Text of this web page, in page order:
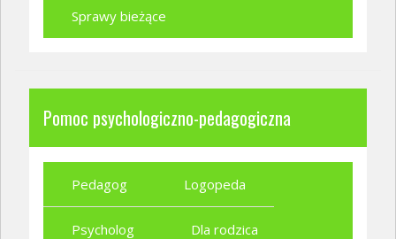
Sprawy bieżące
Pomoc psychologiczno-pedagogiczna
Pedagog Logopeda
Psycholog Dla rodzica